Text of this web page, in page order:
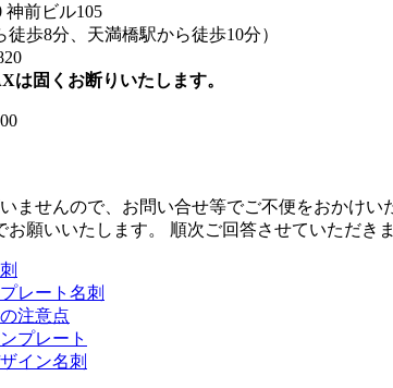
神前ビル105
徒歩8分、天満橋駅から徒歩10分）
は固くお断りいたします。
ませんので、お問い合せ等でご不便をおかけい
願いいたします。 順次ご回答させていただきま
レート名刺
注意点
プレート
イン名刺